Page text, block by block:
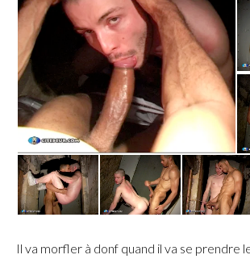
Il va morfler à donf quand il va se prendre